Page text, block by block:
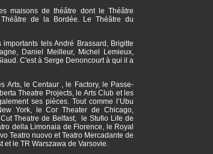
maisons de théâtre dont le Théâtre
Théâtre de la Bordée. Le Théâtre du
tels André Brassard, Brigitte
Daniel Meilleur, Michel Lemieux,
C'est à Serge Denoncourt à qui il a
le Centaur , le Factory, le Passe-
Theatre Projects, le Arts Club et les
ses pièces. Tout comme l’Ubu
York, le Cor Theater de Chicago,
Theatre de Belfast, le Stufio Life de
della Limonaia de Florence, le Royal
Teatro nuovo et Teatro Mercadante de
le TR Warszawa de Varsovie.